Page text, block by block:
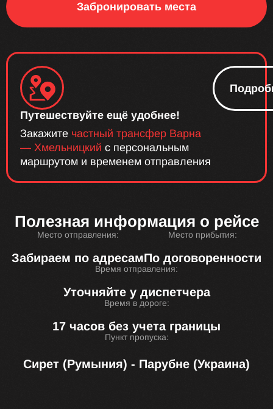
Забронировать места
Путешествуйте ещё удобнее!
Закажите частный трансфер Варна
— Хмельницкий с персональным
маршрутом и временем отправления
Полезная информация о рейсе
Место отправления:
Забираем по адресам
Место прибытия:
По договоренности
Время отправления:
Уточняйте у диспетчера
Время в дороге:
17 часов без учета границы
Пункт пропуска:
Сирет (Румыния) - Парубне (Украина)